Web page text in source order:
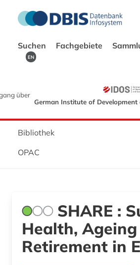
Suchen Fachgebiete
EN
über
German Institute of
Bibliothek
OPAC
SHARE :
Health,
Retirement in